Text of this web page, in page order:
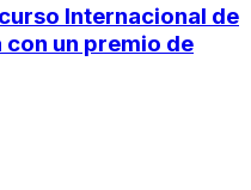
Internacional de
un premio de